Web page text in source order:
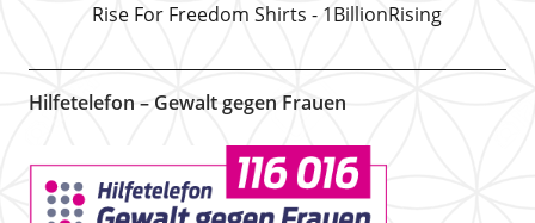
Rise For Freedom Shirts - 1BillionRising
Hilfetelefon – Gewalt gegen Frauen